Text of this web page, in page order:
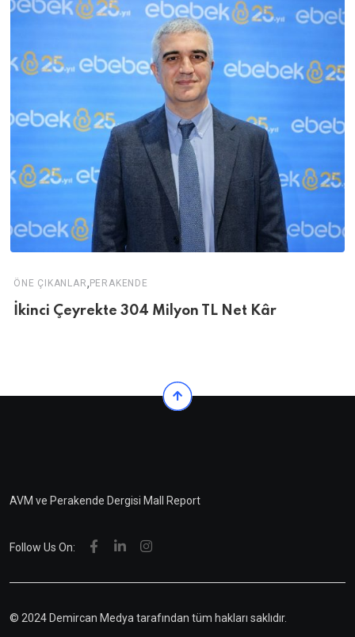
ÖNE ÇIKANLAR, PERAKENDE
İkinci Çeyrekte 304 Milyon TL Net Kâr
AVM ve Perakende Dergisi Mall Report
Follow Us On:
© 2024 Demircan Medya tarafından tüm hakları saklıdır.